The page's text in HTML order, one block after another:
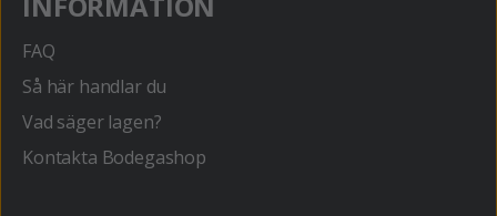
FAQ
Så här handlar du
Vad säger lagen?
Kontakta Bodegashop